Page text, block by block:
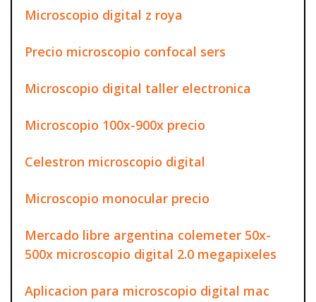
Microscopio digital z roya
Precio microscopio confocal sers
Microscopio digital taller electronica
Microscopio 100x-900x precio
Celestron microscopio digital
Microscopio monocular precio
Mercado libre argentina colemeter 50x-
500x microscopio digital 2.0 megapixeles
Aplicacion para microscopio digital mac